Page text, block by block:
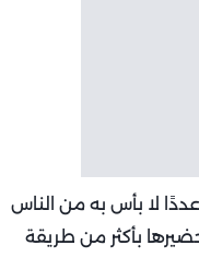
لا بأس به من الناس
بأكثر من طريقة